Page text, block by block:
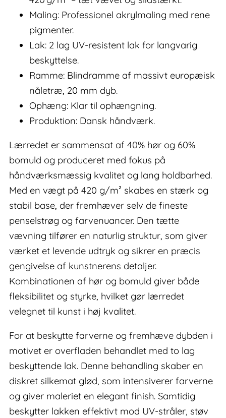
Maling: Professionel akrylmaling med rene
pigmenter.
Lak: 2 lag UV-resistent lak for langvarig
beskyttelse.
Ramme: Blindramme af massivt europæisk
nåletræ, 20 mm dyb.
Ophæng: Klar til ophængning.
Produktion: Dansk håndværk.
Lærredet er sammensat af 40% hør og 60%
bomuld og produceret med fokus på
håndværksmæssig kvalitet og lang holdbarhed.
Med en vægt på 420 g/m² skabes en stærk og
stabil base, der fremhæver selv de fineste
penselstrøg og farvenuancer. Den tætte
vævning tilfører en naturlig struktur, som giver
værket et levende udtryk og sikrer en præcis
gengivelse af kunstnerens detaljer.
Kombinationen af hør og bomuld giver både
fleksibilitet og styrke, hvilket gør lærredet
velegnet til kunst i høj kvalitet.
For at beskytte farverne og fremhæve dybden i
motivet er overfladen behandlet med to lag
beskyttende lak. Denne behandling skaber en
diskret silkemat glød, som intensiverer farverne
og giver maleriet en elegant finish. Samtidig
beskytter lakken effektivt mod UV-stråler, støv